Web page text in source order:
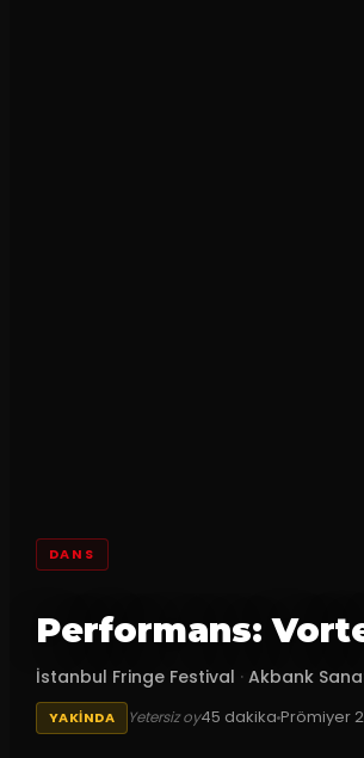
DANS
Performans:
İstanbul Fringe Festival · Akbank
YAKINDA Yetersiz oy45 dakikaPrömiyer